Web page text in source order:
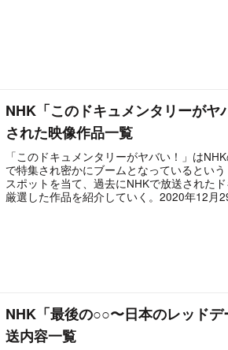
NHK「このドキュメンタリーがヤ
された映像作品一覧
「このドキュメンタリーがヤバい！」は
で特集され密かにブームとなっているとい
スポットを当て、過去にNHKで放送された
厳選した作品を紹介していく。2020年12月
NHK「最後の○○〜日本のレッド
送内容一覧